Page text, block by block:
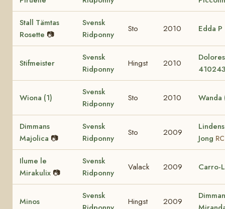
Stall Tämtas
Rosette 📷
Svensk
Ridponny
Sto 2010 Edda P
Stifmeister
Svensk
Ridponny
Hingst 2010
Wiona (1)
Svensk
Ridponny
Sto 2010 Wanda
Dimmans
Majolica 📷
Svensk
Ridponny
Sto 2009
Jong
Ilume le
Mirakulix 📷
Svensk
Ridponny
Valack 2009 Carro-
Minos
Svensk
Hingst 2009